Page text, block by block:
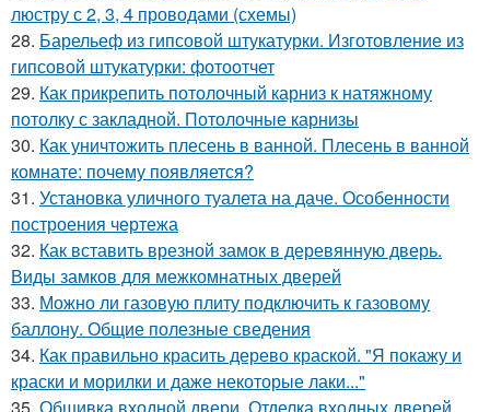
люстру с 2, 3, 4 проводами (схемы)
28. Барельеф из гипсовой штукатурки. Изготовление из
гипсовой штукатурки: фотоотчет
29. Как прикрепить потолочный карниз к натяжному
потолку с закладной. Потолочные карнизы
30. Как уничтожить плесень в ванной. Плесень в ванной
комнате: почему появляется?
31. Установка уличного туалета на даче. Особенности
построения чертежа
32. Как вставить врезной замок в деревянную дверь.
Виды замков для межкомнатных дверей
33. Можно ли газовую плиту подключить к газовому
баллону. Общие полезные сведения
34. Как правильно красить дерево краской. "Я покажу и
краски и морилки и даже некоторые лаки..."
35. Обшивка входной двери. Отделка входных дверей